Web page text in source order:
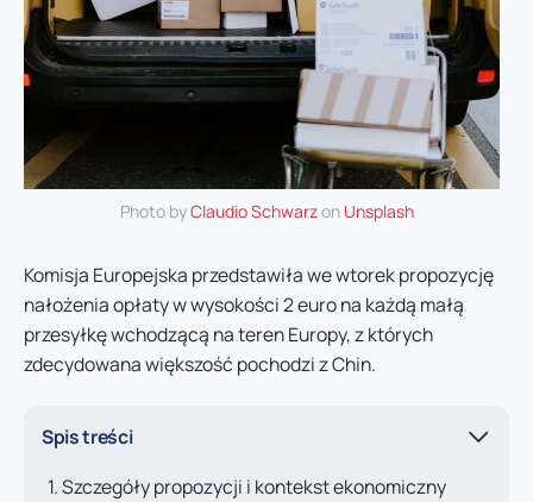
Photo byClaudio Schwarzon Unsplash
Komisja Europejska przedstawiła we wtorek propozycję
nałożenia opłaty w wysokości 2 euro na każdą małą
przesyłkę wchodzącą na teren Europy, z których
zdecydowana większość pochodzi z Chin.
Spis treści
Szczegóły propozycji i kontekst ekonomiczny